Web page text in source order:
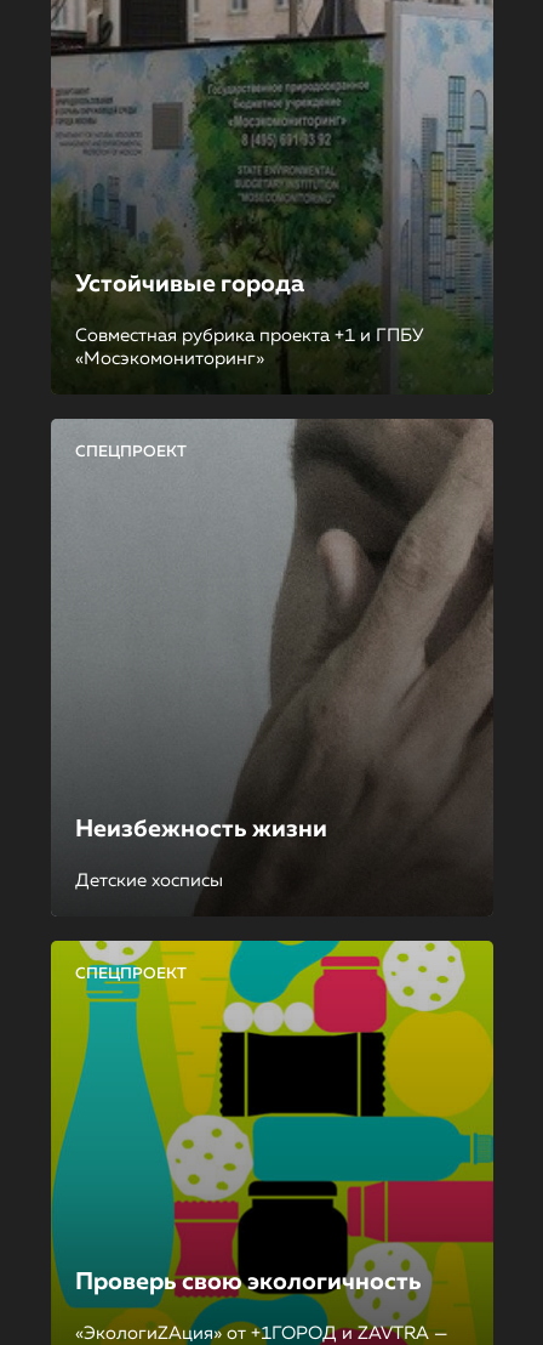
Устойчивые города
Совместная рубрика проекта +1 и ГПБУ
«Мосэкомониторинг»
СПЕЦПРОЕКТ
Неизбежность жизни
Детские хосписы
СПЕЦПРОЕКТ
Проверь свою экологичность
«ЭкологиZAция» от +1ГОРОД и ZAVTRA —